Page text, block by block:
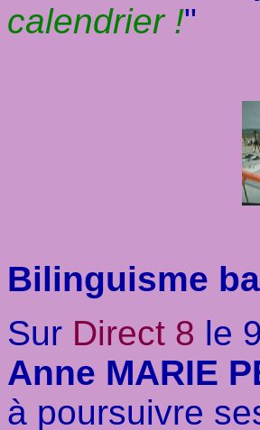
calendrier !"
Bilinguisme
Sur Direct 8 le
Anne MARIE
à poursuivre